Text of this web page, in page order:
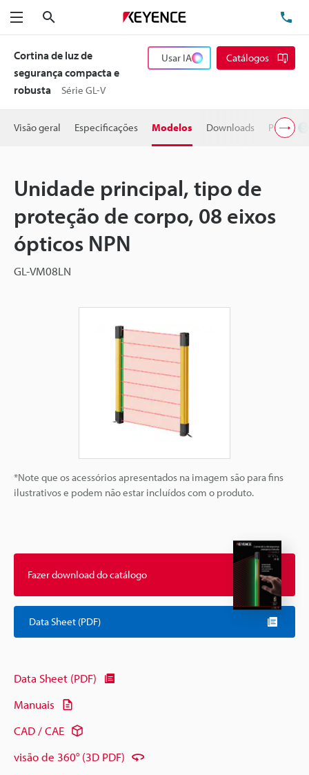
Menu
Cortina de luz de
segurança compacta e
robusta
Série GL-V
Usar IA Catálogos
Visão geral Especificações Modelos Downloads Preço
Unidade principal, tipo de
proteção de corpo, 08 eixos
ópticos NPN
GL-VM08LN
*Note que os acessórios apresentados na imagem são para fins
ilustrativos e podem não estar incluídos com o produto.
Fazer download do catálogo
Data Sheet (PDF)
Data Sheet (PDF)
Manuais
CAD / CAE
visão de 360° (3D PDF)